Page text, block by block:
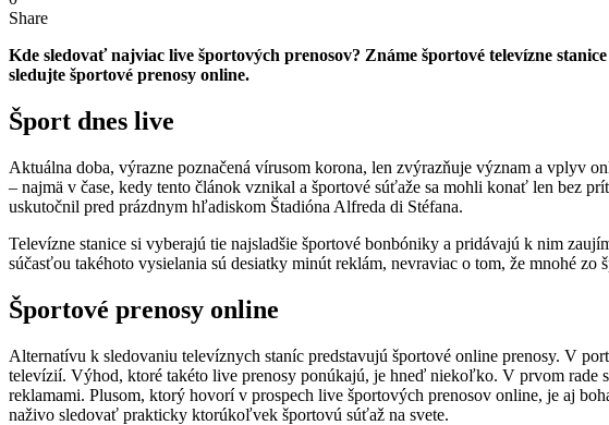
Share
Kde sledovať najviac live športových prenosov? Známe športové televízne
sledujte športové prenosy online.
Šport dnes live
Aktuálna doba, výrazne poznačená vírusom korona, len zvýrazňuje význam a vplyv
– najmä v čase, kedy tento článok vznikal a športové súťaže sa mohli konať len bez
uskutočnil pred prázdnym hľadiskom Štadióna Alfreda di Stéfana.
Televízne stanice si vyberajú tie najsladšie športové bonbóniky a pridávajú k nim
súčasťou takéhoto vysielania sú desiatky minút reklám, nevraviac o tom, že mnohé
Športové prenosy online
Alternatívu k sledovaniu televíznych staníc predstavujú športové online prenosy. V
televízií. Výhod, ktoré takéto live prenosy ponúkajú, je hneď niekoľko. V prvom rade
reklamami. Plusom, ktorý hovorí v prospech live športových prenosov online, je aj
naživo sledovať prakticky ktorúkoľvek športovú súťaž na svete.